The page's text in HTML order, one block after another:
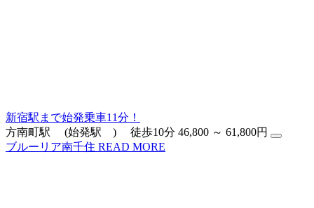
新宿駅まで始発乗車11分！
方南町駅 (始発駅 ) 徒歩10分 46,800 ～ 61,800円
ブルーリア南千住 READ MORE